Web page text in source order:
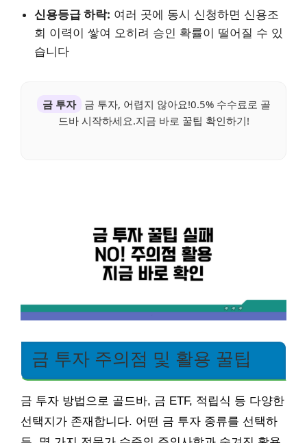
신용등급 하락: 여러 곳에 동시 신청하면 신용조
회 이력이 쌓여 오히려 승인 확률이 떨어질 수 있
습니다
금 투자
금 투자, 어렵지 않아요!0.5% 수수료로 골
드바 시작하세요.지금 바로 꿀팁 확인하기!
금 투자 주의점 및 활용 꿀팁
금 투자 방법으로 골드바, 금 ETF, 적립식 등 다양한
선택지가 존재합니다. 어떤 금 투자 종류를 선택하